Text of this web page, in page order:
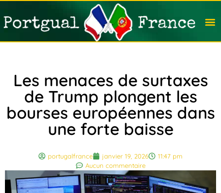
Les menaces de surtaxes
de Trump plongent les
bourses européennes dans
une forte baisse
portugalfrance janvier 19, 2026
11:47 pm
Aucun commentaire